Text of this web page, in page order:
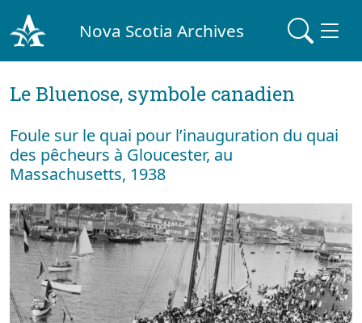
Nova Scotia Archives
Le Bluenose, symbole canadien
Foule sur le quai pour l’inauguration du quai
des pêcheurs à Gloucester, au
Massachusetts, 1938